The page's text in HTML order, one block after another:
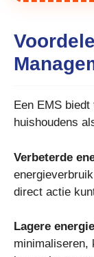
Een EMS
huishoudens
Verbeterde
direct actie
Lagere
minimaliseren,